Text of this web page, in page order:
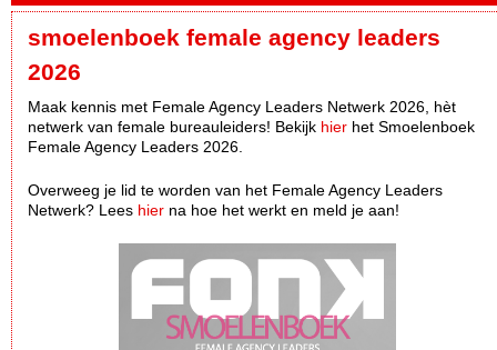
smoelenboek female agency leaders
2026
Maak kennis met Female Agency Leaders Netwerk 2026, hèt
netwerk van female bureauleiders! Bekijk hier het Smoelenboek
Female Agency Leaders 2026.
Overweeg je lid te worden van het Female Agency Leaders
Netwerk? Lees hier na hoe het werkt en meld je aan!